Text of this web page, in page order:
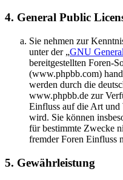
4. General Public
Sie nehmen zur
unter der „GNU
bereitgestellten Foren-
(www.phpbb.com)
werden durch die
www.phpbb.de zur
Einfluss auf die Art und
wird. Sie können
für bestimmte Zwecke
fremder Foren Einfluss
5. Gewährleistung